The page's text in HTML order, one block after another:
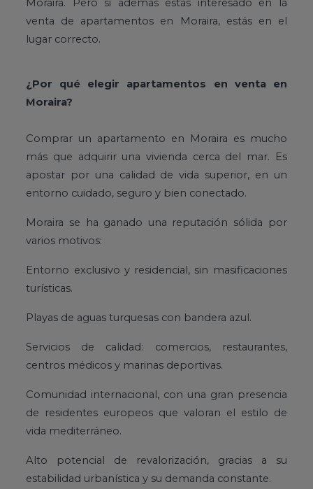
Moraira. Pero si además estás interesado en la
venta de apartamentos en Moraira, estás en el
lugar correcto.
¿Por qué elegir apartamentos en venta en
Moraira?
Comprar un apartamento en Moraira es mucho
más que adquirir una vivienda cerca del mar. Es
apostar por una calidad de vida superior, en un
entorno cuidado, seguro y bien conectado.
Moraira se ha ganado una reputación sólida por
varios motivos:
Entorno exclusivo y residencial, sin masificaciones
turísticas.
Playas de aguas turquesas con bandera azul.
Servicios de calidad: comercios, restaurantes,
centros médicos y marinas deportivas.
Comunidad internacional, con una gran presencia
de residentes europeos que valoran el estilo de
vida mediterráneo.
Alto potencial de revalorización, gracias a su
estabilidad urbanística y su demanda constante.